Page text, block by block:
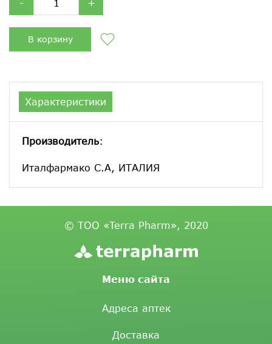
- +
В корзину
Характеристики
Производитель:
Италфармако С.А, ИТАЛИЯ
© ТОО «Terra Pharm», 2020
Меню сайта
Адреса аптек
Доставка